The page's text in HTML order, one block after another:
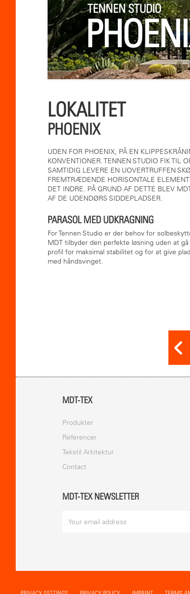
TENNEN STUDIO
LOKALITET
PHOENIX
UDEN FOR PHOENIX, PÅ EN
KONVENTIONER. TENNEN STUDIO FIK TIL
SAMTIDIG LEVERE EN UOVERTRUFFEN
FREMTRÆDENDE HORISONTALE
DET INDRE. PÅ GRUND AF DETTE BLEV
AF DE UDENDØRS SIDDEPLADSER.
PARASOL MED UDKRAGNING
For Tennen Studio er der behov for
MDT tilbyder den perfekte løsning uden at
profil for maksimal stabilitet og for at give
med håndsvinget.
MDT-TEX
Produkter
Referencer
Tekstil Arkitektur
Contact
MDT-TEX NEWSLETTER